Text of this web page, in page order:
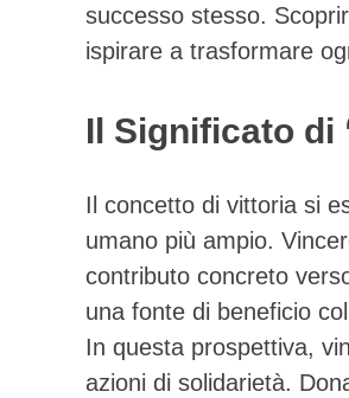
successo stesso.
ispirare a trasformare
Il Significato di
Il concetto di vittoria si
umano più ampio.
contributo concreto
una fonte di beneficio
In questa prospettiva,
azioni di solidarietà.